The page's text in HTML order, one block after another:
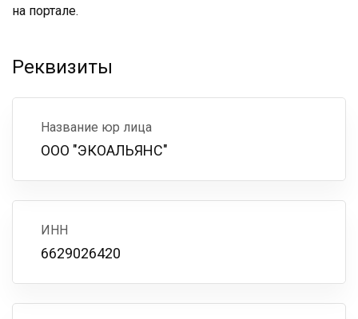
на портале.
Реквизиты
Название юр лица
ООО "ЭКОАЛЬЯНС"
ИНН
6629026420